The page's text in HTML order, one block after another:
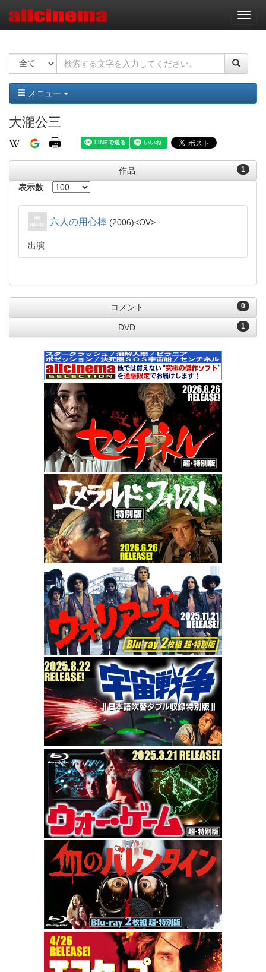
ナ
ビ
ー
ョ
ン
メニュー
大瀧公三
1
作品
表示数
六人の用心棒 2006 OV
出演
0
コメント
1
DVD